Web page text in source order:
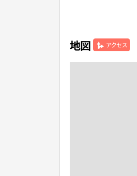
地図 アクセス